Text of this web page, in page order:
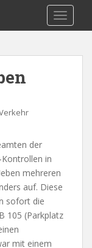
der
in
mehreren
auf. Diese
sofort die
105 (Parkplatz
mit einem